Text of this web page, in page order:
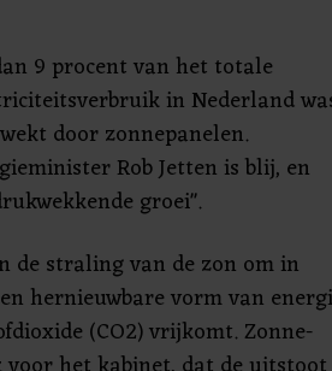
9 procent van het totale
in Nederland
door zonnepanelen.
Rob Jetten is blij, en
groei".
de straling van de zon om in
hernieuwbare vorm van
(CO2) vrijkomt. Zonne-